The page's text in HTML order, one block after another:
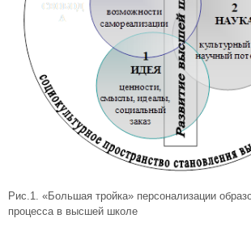
Рис.1. «Большая тройка» персонализации
процесса в высшей школе